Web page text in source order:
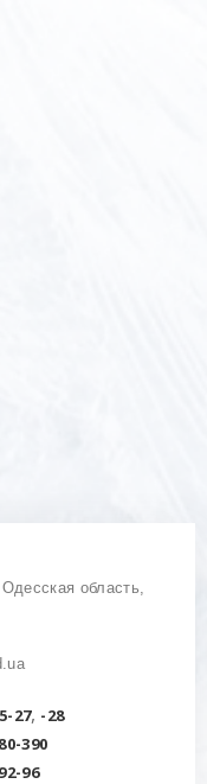
область,
27, -28
390
96